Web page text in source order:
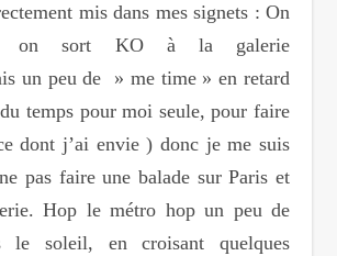
mis dans mes signets : On
on sort KO à la galerie
un peu de » me time » en retard
temps pour moi seule, pour faire
dont j’ai envie ) donc je me suis
pas faire une balade sur Paris et
Hop le métro hop un peu de
le soleil, en croisant quelques